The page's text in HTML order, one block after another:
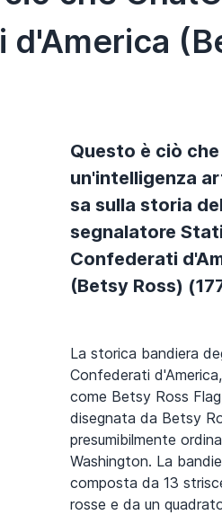
d'America
Questo è ciò che
un'intelligenza
sa sulla storia del
segnalatore Stati
Confederati
(Betsy Ross)
La storica bandiera
Confederati
come Betsy Ross
disegnata da Betsy
presumibilmente
Washington. La
composta da 13
rosse e da un